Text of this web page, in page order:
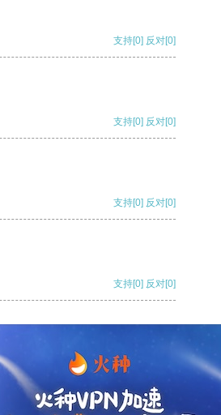
支持[0] 反对[0]
支持[0] 反对[0]
支持[0] 反对[0]
支持[0] 反对[0]
支持